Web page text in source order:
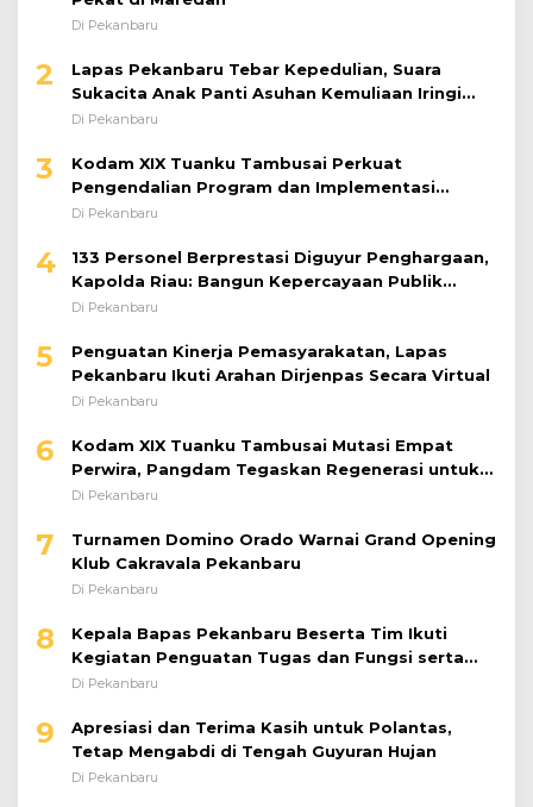
Di Pekanbaru
2
Lapas Pekanbaru Tebar Kepedulian, Suara
Sukacita Anak Panti Asuhan Kemuliaan Iringi
Bantuan Sosial
Di Pekanbaru
3
Kodam XIX Tuanku Tambusai Perkuat
Pengendalian Program dan Implementasi
Doktrin TNI AD
Di Pekanbaru
4
133 Personel Berprestasi Diguyur Penghargaan,
Kapolda Riau: Bangun Kepercayaan Publik
dengan Karya Nyata
Di Pekanbaru
5
Penguatan Kinerja Pemasyarakatan, Lapas
Pekanbaru Ikuti Arahan Dirjenpas Secara Virtual
Di Pekanbaru
6
Kodam XIX Tuanku Tambusai Mutasi Empat
Perwira, Pangdam Tegaskan Regenerasi untuk
Perkuat Kinerja Satuan
Di Pekanbaru
7
Turnamen Domino Orado Warnai Grand Opening
Klub Cakravala Pekanbaru
Di Pekanbaru
8
Kepala Bapas Pekanbaru Beserta Tim Ikuti
Kegiatan Penguatan Tugas dan Fungsi serta
Paparan Penempatan WBP ke Lapas Terbuka
Di Pekanbaru
9
Apresiasi dan Terima Kasih untuk Polantas,
Tetap Mengabdi di Tengah Guyuran Hujan
Di Pekanbaru